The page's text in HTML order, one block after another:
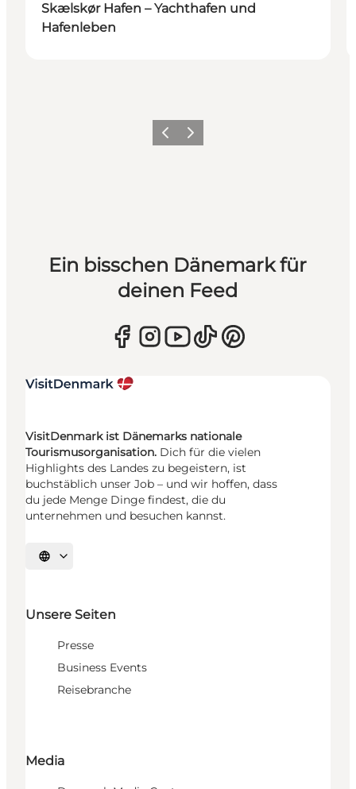
Skælskør Hafen – Yachthafen und
Hafenleben
ZurückWeiter
Ein bisschen Dänemark für
deinen Feed
VisitDenmark ist Dänemarks nationale
Tourismusorganisation. Dich für die vielen
Highlights des Landes zu begeistern, ist
buchstäblich unser Job – und wir hoffen, dass
du jede Menge Dinge findest, die du
unternehmen und besuchen kannst.
Sprache auswählen
Unsere Seiten
Presse
Business Events
Reisebranche
Media